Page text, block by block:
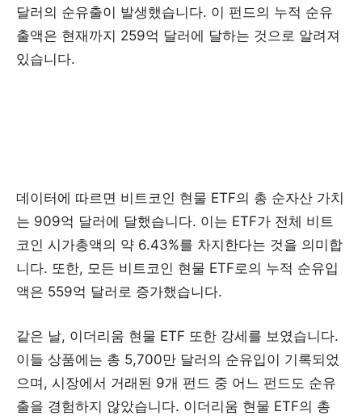
달러의 순유출이 발생했습니다. 이 펀드의 누적 순유
출액은 현재까지 259억 달러에 달하는 것으로 알려져
있습니다.
데이터에 따르면 비트코인 현물 ETF의 총 순자산 가치
는 909억 달러에 달했습니다. 이는 ETF가 전체 비트
코인 시가총액의 약 6.43%를 차지한다는 것을 의미합
니다. 또한, 모든 비트코인 현물 ETF로의 누적 순유입
액은 559억 달러로 증가했습니다.
같은 날, 이더리움 현물 ETF 또한 강세를 보였습니다.
이들 상품에는 총 5,700만 달러의 순유입이 기록되었
으며, 시장에서 거래된 9개 펀드 중 어느 펀드도 순유
출을 경험하지 않았습니다. 이더리움 현물 ETF의 총